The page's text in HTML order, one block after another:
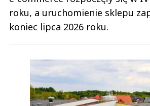
roku, a uruchomienie sklepu
koniec lipca 2026 roku.